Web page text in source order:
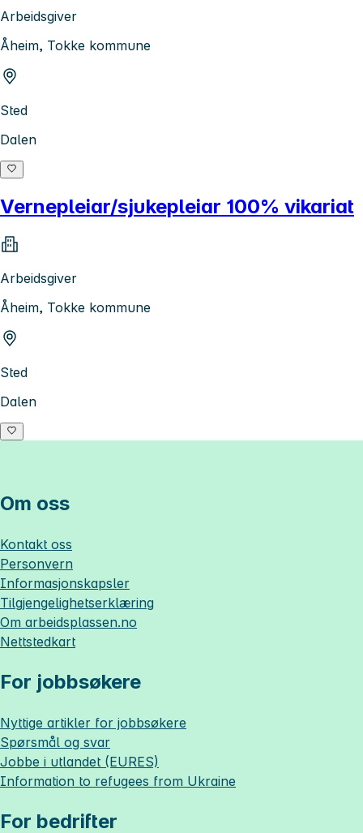
Arbeidsgiver
Åheim, Tokke kommune
Sted
Dalen
Vernepleiar/sjukepleiar 100% vikariat
Arbeidsgiver
Åheim, Tokke kommune
Sted
Dalen
Om oss
Kontakt oss
Personvern
Informasjonskapsler
Tilgjengelighetserklæring
Om arbeidsplassen.no
Nettstedkart
For jobbsøkere
Nyttige artikler for jobbsøkere
Spørsmål og svar
Jobbe i utlandet (EURES)
Information to refugees from Ukraine
For bedrifter